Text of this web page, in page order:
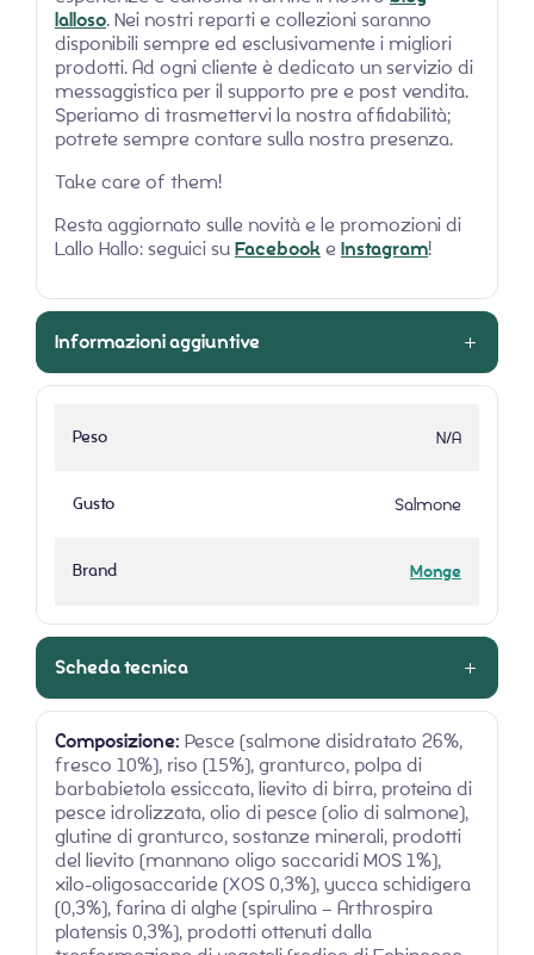
lalloso. Nei nostri reparti e collezioni saranno
disponibili sempre ed esclusivamente i migliori
prodotti. Ad ogni cliente è dedicato un servizio di
messaggistica per il supporto pre e post vendita.
Speriamo di trasmettervi la nostra affidabilità;
potrete sempre contare sulla nostra presenza.
Take care of them!
Resta aggiornato sulle novità e le promozioni di
Lallo Hallo: seguici suFacebooke Instagram!
Informazioni aggiuntive
Peso N/A
Gusto Salmone
Brand Monge
Scheda tecnica
Composizione: Pesce (salmone disidratato 26%,
fresco 10%), riso (15%), granturco, polpa di
barbabietola essiccata, lievito di birra, proteina di
pesce idrolizzata, olio di pesce (olio di salmone),
glutine di granturco, sostanze minerali, prodotti
del lievito (mannano oligo saccaridi MOS 1%),
xilo-oligosaccaride (XOS 0,3%), yucca schidigera
(0,3%), farina di alghe (spirulina – Arthrospira
platensis 0,3%), prodotti ottenuti dalla